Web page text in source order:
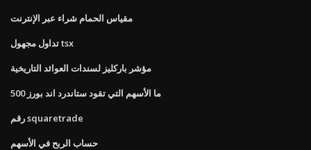
مقياس الحمام شراء عبر الإنترنت
تداول مجهول tsx
مؤشر باركليز لسندات العوائد التاريخية
ما الأسهم التي تقود ستاندرد اند بورز 500
رقم squaretrade
حساب الربح في الأسهم